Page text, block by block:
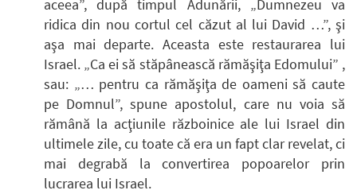
aceea”, după timpul Adunării, „Dumnezeu va
ridica din nou cortul cel căzut al lui David …”, şi
aşa mai departe. Aceasta este restaurarea lui
Israel. „Ca ei să stăpânească rămăşiţa Edomului” ,
sau: „… pentru ca rămăşiţa de oameni să caute
pe Domnul”, spune apostolul, care nu voia să
rămână la acţiunile războinice ale lui Israel din
ultimele zile, cu toate că era un fapt clar revelat, ci
mai degrabă la convertirea popoarelor prin
lucrarea lui Israel.